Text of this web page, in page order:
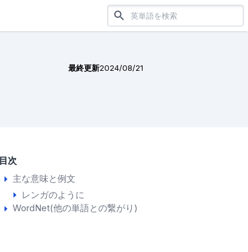
最終更新2024/08/21
目次
主な意味と例文
レンガのように
WordNet(他の単語との繋がり)